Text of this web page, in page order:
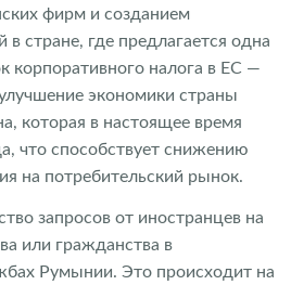
фирм и созданием
стране, где предлагается одна
корпоративного налога в ЕС —
экономики страны
которая в настоящее время
что способствует снижению
на потребительский рынок.
запросов от иностранцев на
или гражданства в
Румынии. Это происходит на